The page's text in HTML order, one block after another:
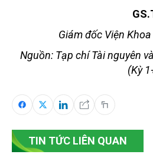
Giám đốc Viện
Nguồn: Tạp chí Tài nguyên
(Kỳ
TIN TỨC LIÊN QUAN